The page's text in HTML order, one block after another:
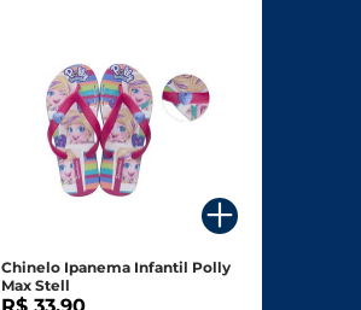
Chinelo Ipanema Infantil Polly
Max Stell